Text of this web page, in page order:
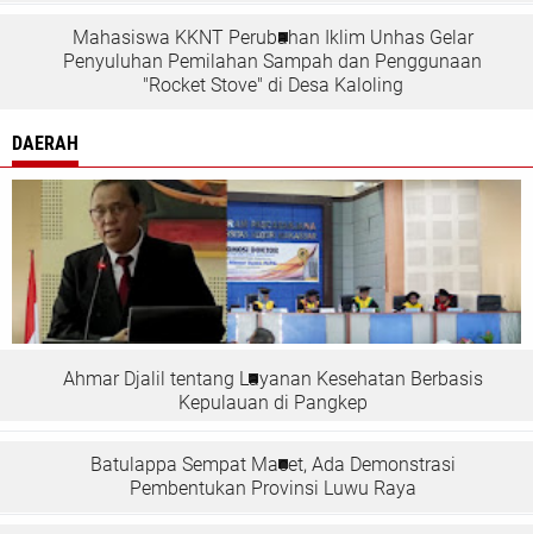
Mahasiswa KKNT Perubahan Iklim Unhas Gelar
Penyuluhan Pemilahan Sampah dan Penggunaan
"Rocket Stove" di Desa Kaloling
DAERAH
Ahmar Djalil tentang Layanan Kesehatan Berbasis
Kepulauan di Pangkep
Batulappa Sempat Macet, Ada Demonstrasi
Pembentukan Provinsi Luwu Raya